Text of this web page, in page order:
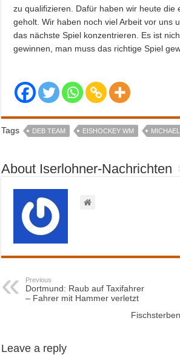
zu qualifizieren. Dafür haben wir heute die
geholt. Wir haben noch viel Arbeit vor uns
das nächste Spiel konzentrieren. Es ist
gewinnen, man muss das richtige Spiel
Tags DEB TEAM EISHOCKEY WM
About Iserlohner-Nachrichten
Previous
Dortmund: Raub auf Taxifahrer
– Fahrer mit Hammer verletzt
Leave a reply